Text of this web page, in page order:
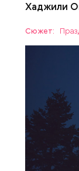
Хаджили
Сюжет:
День
любители
ЕДА